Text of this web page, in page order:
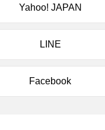
Yahoo! JAPAN
LINE
Facebook